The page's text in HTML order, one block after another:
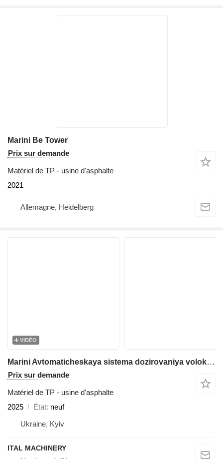
Marini Be Tower
Prix sur demande
Matériel de TP - usine d'asphalte
2021
Allemagne, Heidelberg
VIDÉO
Marini Avtomaticheskaya sistema dozirovaniya volokna
Prix sur demande
Matériel de TP - usine d'asphalte
2025
État neuf
Ukraine, Kyiv
ITAL MACHINERY